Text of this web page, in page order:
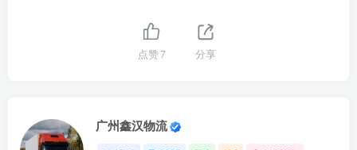
点赞7 分享
广州鑫汉物流